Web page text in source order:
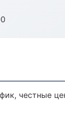
честные